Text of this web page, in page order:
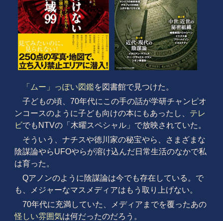
「ムー」っぽい図鑑を図書館で見つけた。
子どもの頃、70年代にこの手の話が学研チャンピオ
ンコースのように子ども向けの本にもあったし、 テレ
ビでもNTVの「木曜スペシャル」で放映されていた。
そういう、ナチスや徳川家の秘宝やら、さまざまな
陰謀論やらUFOやらが溶け込んだ日常生活のなかで私
は育った。
Qアノンのように陰謀論は今でも存在している。で
も、メジャーなマスメディアはもう取り上げない。
70年代に充満していた、メディアまでを覆ったあの
怪しい雰囲気は何だったのだろう。